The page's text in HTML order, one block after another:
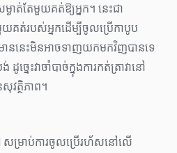
ងាត់តែមួយគត់ឱ្យអ្នក។ នេះជា
គត់របស់អ្នកដើម្បីចូលប្រើកាបូប
ាននេះមិនអាចទាញយកមកវិញបានទេ
ច្នេះវាចាំបាច់ក្នុងការកត់ត្រាវានៅ
វត្ថិភាព។
ម្រាប់ការចូលប្រើរហ័សនៅលើ